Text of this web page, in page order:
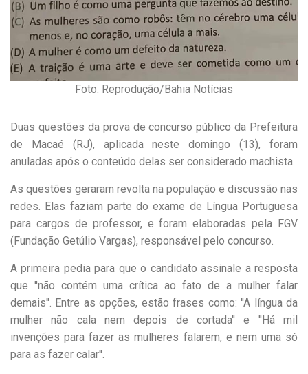
Foto: Reprodução/Bahia Notícias
Duas questões da prova de concurso público da Prefeitura
de Macaé (RJ), aplicada neste domingo (13), foram
anuladas após o conteúdo delas ser considerado machista.
As questões geraram revolta na população e discussão nas
redes. Elas faziam parte do exame de Língua Portuguesa
para cargos de professor, e foram elaboradas pela FGV
(Fundação Getúlio Vargas), responsável pelo concurso.
A primeira pedia para que o candidato assinale a resposta
que ''não contém uma crítica ao fato de a mulher falar
demais''. Entre as opções, estão frases como: ''A língua da
mulher não cala nem depois de cortada'' e ''Há mil
invenções para fazer as mulheres falarem, e nem uma só
para as fazer calar''.